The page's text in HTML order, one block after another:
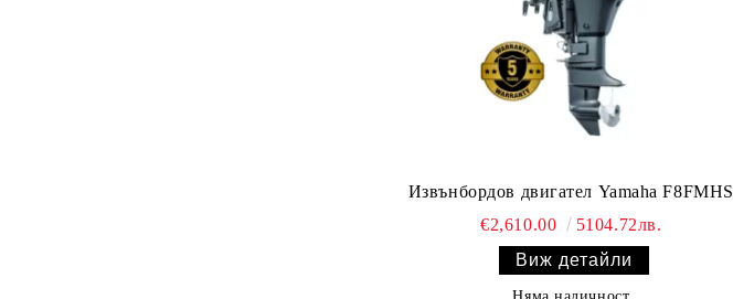
Извънбордов двигател Yamaha F8FMHS
€2,610.00
5104.72лв.
Виж детайли
Няма наличност